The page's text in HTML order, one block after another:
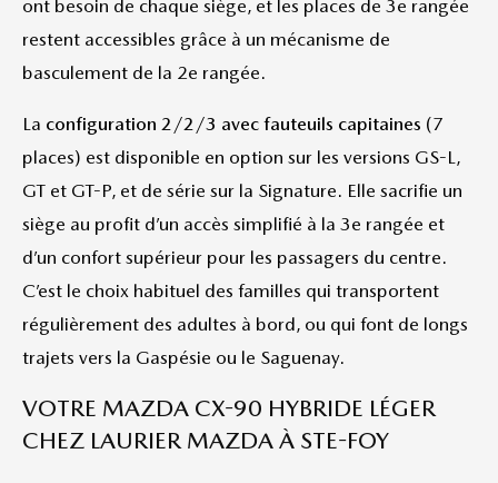
ont besoin de chaque siège, et les places de 3e rangée
restent accessibles grâce à un mécanisme de
basculement de la 2e rangée.
La configuration 2/2/3 avec fauteuils capitaines (7
places) est disponible en option sur les versions GS-L,
GT et GT-P, et de série sur la Signature. Elle sacrifie un
siège au profit d’un accès simplifié à la 3e rangée et
d’un confort supérieur pour les passagers du centre.
C’est le choix habituel des familles qui transportent
régulièrement des adultes à bord, ou qui font de longs
trajets vers la Gaspésie ou le Saguenay.
VOTRE MAZDA CX-90 HYBRIDE LÉGER
CHEZ LAURIER MAZDA À STE-FOY